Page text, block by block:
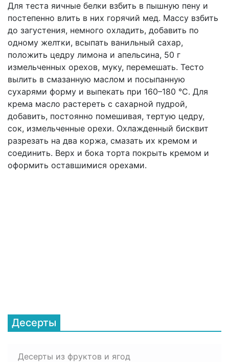
Для теста яичные белки взбить в пышную пену и
постепенно влить в них горячий мед. Массу взбить
до загустения, немного охладить, добавить по
одному желтки, всыпать ванильный сахар,
положить цедру лимона и апельсина, 50 г
измельченных орехов, муку, перемешать. Тесто
вылить в смазанную маслом и посыпанную
сухарями форму и выпекать при 160–180 °С. Для
крема масло растереть с сахарной пудрой,
добавить, постоянно помешивая, тертую цедру,
сок, измельченные орехи. Охлажденный бисквит
разрезать на два коржа, смазать их кремом и
соединить. Верх и бока торта покрыть кремом и
оформить оставшимися орехами.
Десерты
Десерты из фруктов и ягод